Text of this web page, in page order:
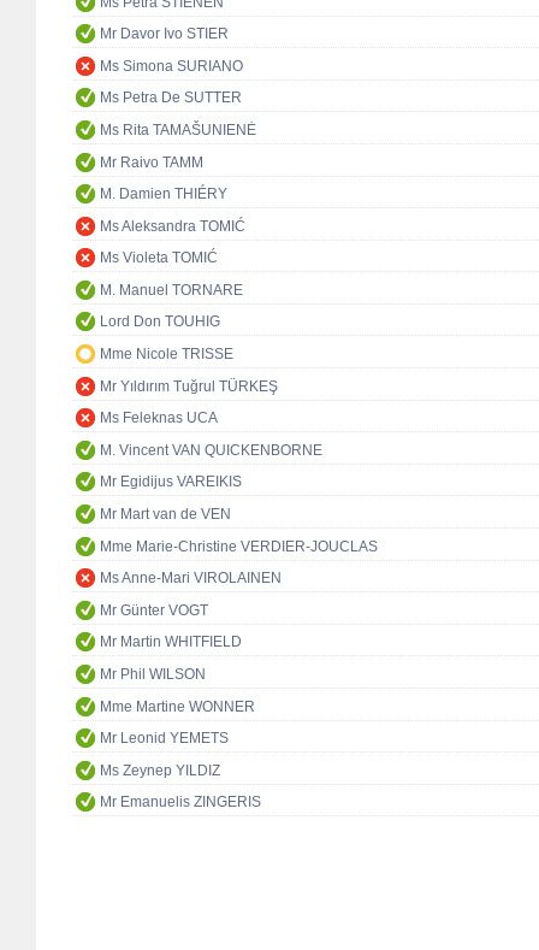
Mr Davor Ivo STIER
Ms Simona SURIANO
Ms Petra De SUTTER
Ms Rita TAMAŠUNIENĖ
Mr Raivo TAMM
M. Damien THIÉRY
Ms Aleksandra TOMIĆ
Ms Violeta TOMIĆ
M. Manuel TORNARE
Lord Don TOUHIG
Mme Nicole TRISSE
Mr Yıldırım Tuğrul TÜRKEŞ
Ms Feleknas UCA
M. Vincent VAN QUICKENBORNE
Mr Egidijus VAREIKIS
Mr Mart van de VEN
Mme Marie-Christine VERDIER-JOUCLAS
Ms Anne-Mari VIROLAINEN
Mr Günter VOGT
Mr Martin WHITFIELD
Mr Phil WILSON
Mme Martine WONNER
Mr Leonid YEMETS
Ms Zeynep YILDIZ
Mr Emanuelis ZINGERIS